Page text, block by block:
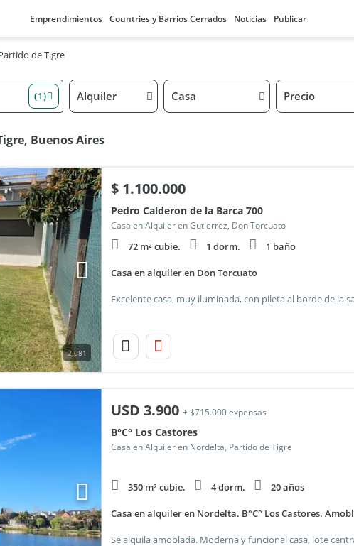
Emprendimientos Countries y Barrios Cerrados Noticias Publicar
de Tigre
(1) Alquiler Casa Precio
Buenos Aires
2.081
$1.100.000
Pedro Calderon de la Barca 700
Casa en Alquiler en Gutierrez, Don Torcuato
72 m² cubie. 1 dorm. 1 baño
Casa en alquiler en Don Torcuato
USD 3.900 + $715.000 expensas
B°C° Los Castores
Casa en Alquiler en Nordelta, Partido de Tigre
350 m² cubie. 4 dorm. 20 años
Casa en alquiler en Nordelta. B°C° Los Castores.